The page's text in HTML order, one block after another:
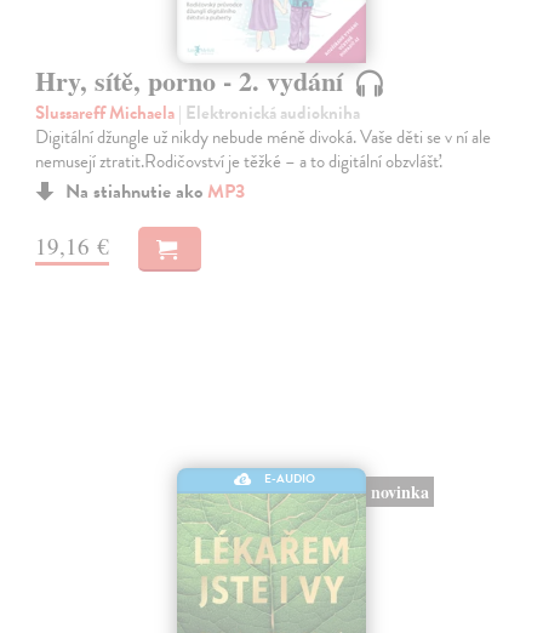
Hry, sítě, porno - 2. vydání
Slussareff Michaela| Elektronická audiokniha
Digitální džungle už nikdy nebude méně divoká. Vaše děti se v ní ale
nemusejí ztratit.Rodičovství je těžké – a to digitální obzvlášť.
Na stiahnutie ako MP3
19,16 €
E-AUDIO
novinka